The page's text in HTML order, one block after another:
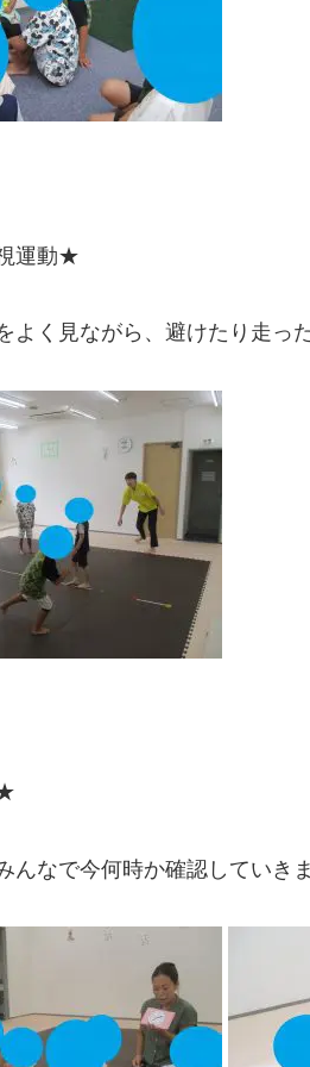
運動★
よく見ながら、避けたり走っ
んなで今何時か確認していき